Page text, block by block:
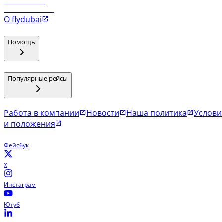
О flydubai
Помощь
Популярные рейсы
Работа в компании Новости Наша политика
и положения
Фейсбук
X
Инстаграм
Ютуб